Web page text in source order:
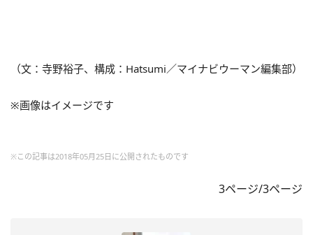
（文：寺野裕子、構成：Hatsumi／マイナビウーマン編集部）
※画像はイメージです
※この記事は2018年05月25日に公開されたものです
3ページ/3ページ